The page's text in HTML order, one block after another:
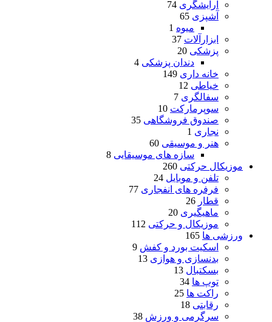
آرایشگری 74
آشپزی 65
میوه 1
ابزارآلات 37
پزشکی 20
دندان پزشکی 4
خانه داری 149
خیاطی 12
سفالگری 7
سوپرمارکت 10
صندوق فروشگاهی 35
نجاری 1
هنر و موسیقی 60
سازه های موسیقایی 8
موزیکال حرکتی 260
تلفن و موبایل 24
فرفره های انفجاری 77
قطار 26
ماهیگیری 20
موزیکال و حرکتی 112
ورزشی ها 165
اسکیت بورد و کفش 9
بدنسازی و هوازی 13
بسکتبال 13
توپ ها 34
راکت ها 25
رقابتی 18
سرگرمی و ورزش 38